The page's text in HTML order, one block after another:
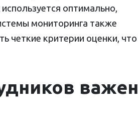
оптимально,
мониторинга также
четкие критерии оценки, что
важен